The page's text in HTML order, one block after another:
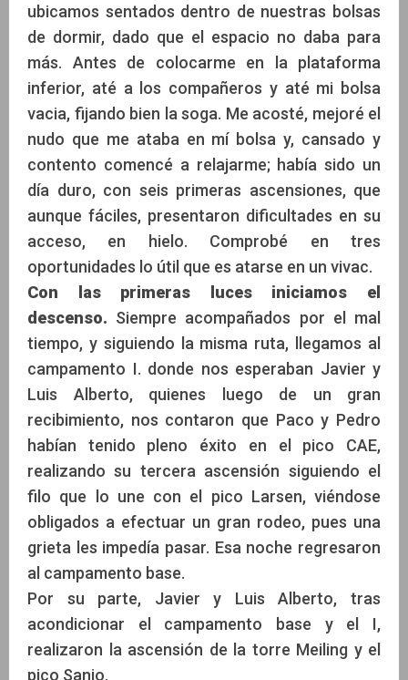
ubicamos sentados dentro de nuestras bolsas
de dormir, dado que el espacio no daba para
más. Antes de colocarme en la plataforma
inferior, até a los compañeros y até mi bolsa
vacia, fijando bien la soga. Me acosté, mejoré el
nudo que me ataba en mí bolsa y, cansado y
contento comencé a relajarme; había sido un
día duro, con seis primeras ascensiones, que
aunque fáciles, presentaron dificultades en su
acceso, en hielo. Comprobé en tres
oportunidades lo útil que es atarse en un vivac.
Con las primeras luces iniciamos el
descenso. Siempre acompañados por el mal
tiempo, y siguiendo la misma ruta, llegamos al
campamento I. donde nos esperaban Javier y
Luis Alberto, quienes luego de un gran
recibimiento, nos contaron que Paco y Pedro
habían tenido pleno éxito en el pico CAE,
realizando su tercera ascensión siguiendo el
filo que lo une con el pico Larsen, viéndose
obligados a efectuar un gran rodeo, pues una
grieta les impedía pasar. Esa noche regresaron
al campamento base.
Por su parte, Javier y Luis Alberto, tras
acondicionar el campamento base y el I,
realizaron la ascensión de la torre Meiling y el
pico Sanio.